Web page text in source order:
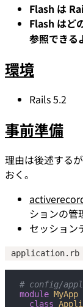
Flash は
Flash はど
参照できる
環境
Rails 5.2
事前準備
理由は後述する
おく。
ションの管
セッション
application.rb
# config/
module MyApp
  class